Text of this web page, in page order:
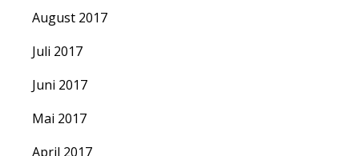
August 2017
Juli 2017
Juni 2017
Mai 2017
April 2017